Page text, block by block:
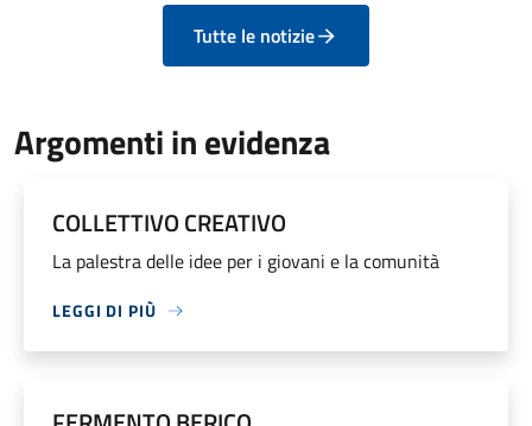
Tutte le notizie
Argomenti in evidenza
COLLETTIVO CREATIVO
La palestra delle idee per i giovani e la comunità
LEGGI DI PIÙ